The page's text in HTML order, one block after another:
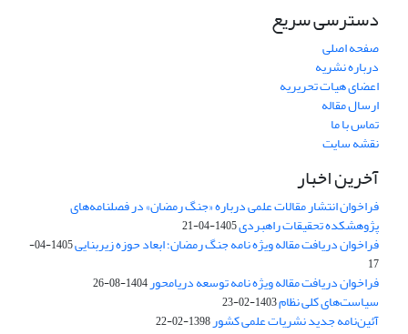
دسترسی سریع
صفحه اصلی
درباره نشریه
اعضای هیات تحریریه
ارسال مقاله
تماس با ما
نقشه سایت
آخرین اخبار
فراخوان انتشار مقالات علمی درباره «جنگ رمضان» در فصلنامه‌های
پژوهشکده تحقیقات راهبردی1405-04-21
فراخوان دریافت مقاله ویژه نامه جنگ رمضان؛ ابعاد حوزه زیربنایی
1405-04-
17
فراخوان دریافت مقاله ویژه نامه توسعه دریامحور1404-08-26
سیاست‌های کلی نظام1403-02-23
آئین‌نامه جدید نشریات علمی کشور1398-02-22